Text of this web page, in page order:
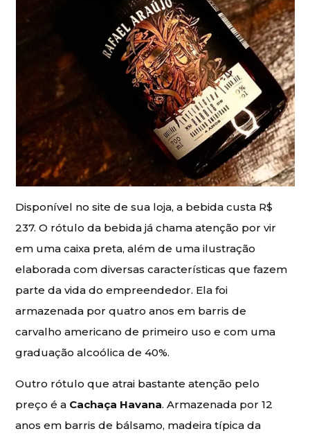
Disponível no site de sua loja, a bebida custa R$
237. O rótulo da bebida já chama atenção por vir
em uma caixa preta, além de uma ilustração
elaborada com diversas características que fazem
parte da vida do empreendedor. Ela foi
armazenada por quatro anos em barris de
carvalho americano de primeiro uso e com uma
graduação alcoólica de 40%.
Outro rótulo que atrai bastante atenção pelo
preço é a Cachaça Havana. Armazenada por 12
anos em barris de bálsamo, madeira típica da